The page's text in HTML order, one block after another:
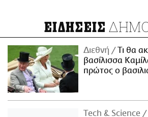
ΕΙΔΗΣΕΙΣ
Διεθνή
Τι θα
βασίλισσα
πρώτος ο
Τech & Science